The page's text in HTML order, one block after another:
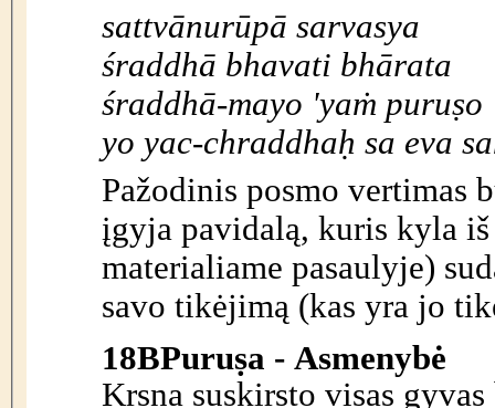
sattvānurūpā sarvasya
śraddhā bhavati bhārata
śraddhā-mayo 'yaṁ puruṣo
yo yac-chraddhaḥ sa eva sa
Pažodinis posmo vertimas
įgyja pavidalą, kuris kyla
materialiame pasaulyje)
savo tikėjimą (kas yra jo
18BPuruṣa - Asmenybė
Kṛṣṇa suskirsto visas